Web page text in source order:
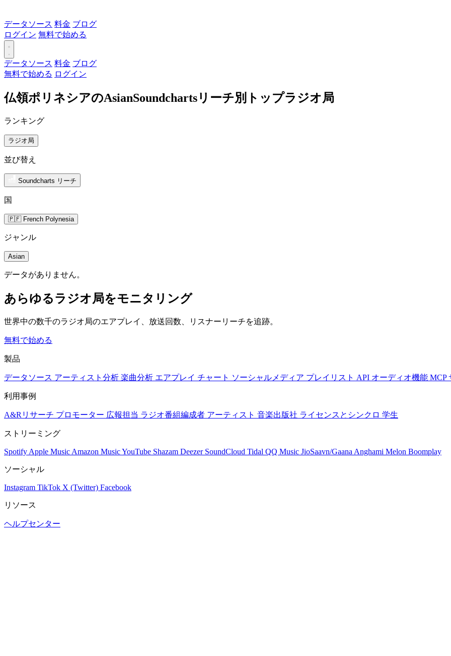
データソース 料金 ブログ
ログイン 無料で始める
データソース 料金 ブログ
無料で始める ログイン
仏領ポリネシアのAsianSoundchartsリーチ別トップラジオ局
ランキング
ラジオ局
並び替え
Soundcharts リーチ
国
🇵🇫 French Polynesia
ジャンル
Asian
データがありません。
あらゆるラジオ局をモニタリング
世界中の数千のラジオ局のエアプレイ、放送回数、リスナーリーチを追跡。
無料で始める
製品
データソース アーティスト分析 楽曲分析 エアプレイ チャート ソーシャルメディア プレイリスト API オーディオ機能 MCP
利用事例
A&Rリサーチ プロモーター 広報担当 ラジオ番組編成者 アーティスト 音楽出版社 ライセンスとシンクロ 学生
ストリーミング
Spotify Apple Music Amazon MusicYouTube Shazam Deezer SoundCloud Tidal QQ Music JioSaavn/Gaana Anghami Melon Boomplay
ソーシャル
Instagram TikTok X (Twitter) Facebook
リソース
ヘルプセンター